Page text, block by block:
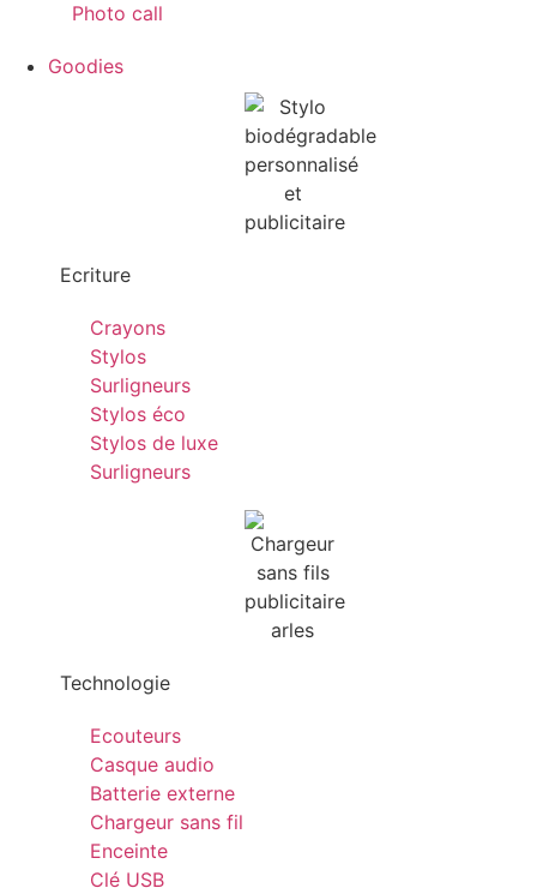
Photo call
Goodies
Ecriture
Crayons
Stylos
Surligneurs
Stylos éco
Stylos de luxe
Surligneurs
Technologie
Ecouteurs
Casque audio
Batterie externe
Chargeur sans fil
Enceinte
Clé USB